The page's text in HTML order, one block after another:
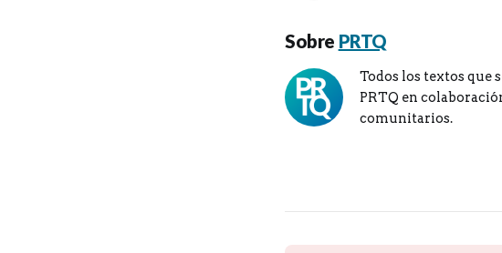
Sobre PRTQ
Todos los textos que
PRTQ en
comunitarios.